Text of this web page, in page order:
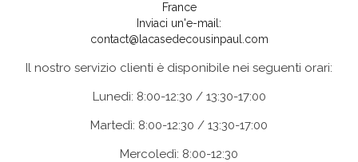
France
Inviaci un'e-mail:
contact@lacasedecousinpaul.com
Il nostro servizio clienti è disponibile nei seguenti orari:
Lunedì: 8:00-12:30 / 13:30-17:00
Martedì: 8:00-12:30 / 13:30-17:00
Mercoledì: 8:00-12:30